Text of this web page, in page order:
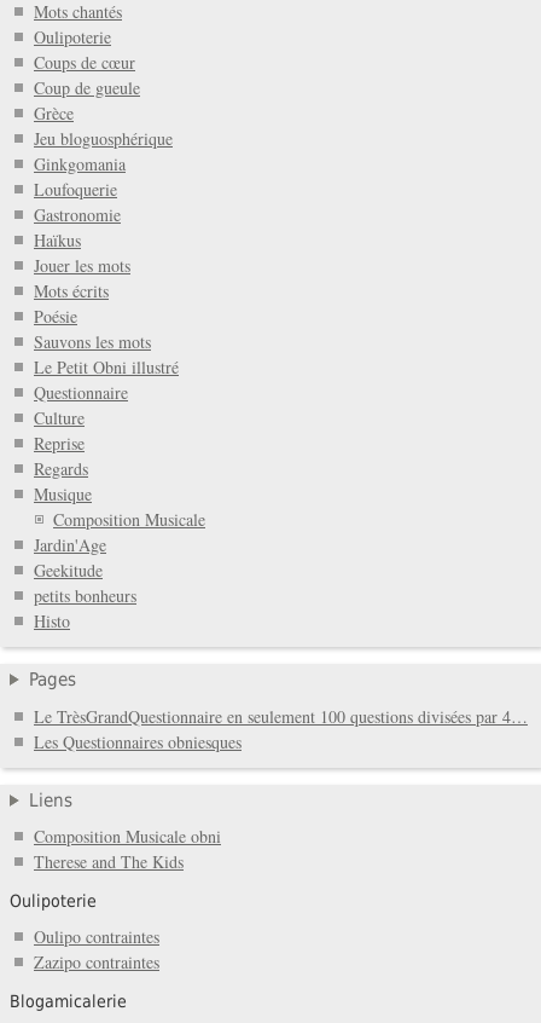
Mots chantés
Oulipoterie
Coups de cœur
Coup de gueule
Grèce
Jeu bloguosphérique
Ginkgomania
Loufoquerie
Gastronomie
Haïkus
Jouer les mots
Mots écrits
Poésie
Sauvons les mots
Le Petit Obni illustré
Questionnaire
Culture
Reprise
Regards
Musique
Composition Musicale
Jardin'Age
Geekitude
petits bonheurs
Histo
Pages
Le TrèsGrandQuestionnaire en seulement 100 questions divisées par 4…
Les Questionnaires obniesques
Liens
Composition Musicale obni
Therese and The Kids
Oulipoterie
Oulipo contraintes
Zazipo contraintes
Blogamicalerie